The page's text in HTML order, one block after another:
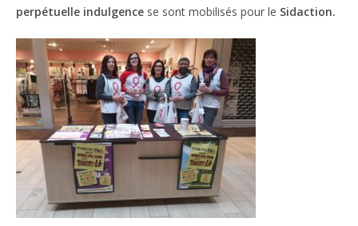
perpétuelle indulgence se sont mobilisés pour le Sidaction.